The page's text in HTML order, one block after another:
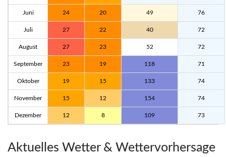
Juni 24 20 49 76
Juli 27 22 40 72
August 27 23 52 72
September 23 19 118 71
Oktober 19 15 133 74
November 15 12 154 74
Dezember 12 8 109 73
Aktuelles Wetter & Wettervorhersage